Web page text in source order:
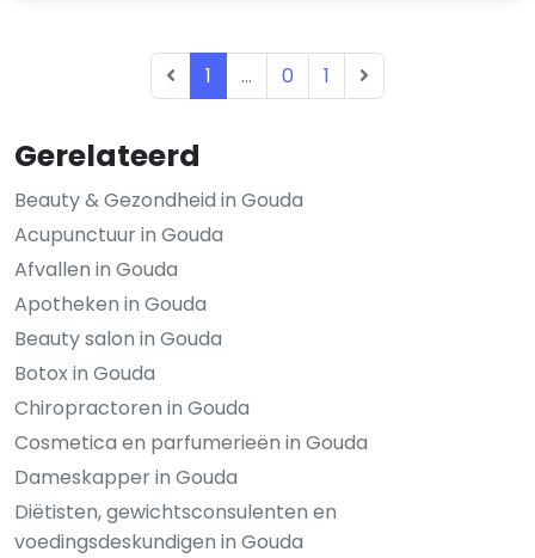
Gerelateerd
Beauty & Gezondheid in Gouda
Acupunctuur in Gouda
Afvallen in Gouda
Apotheken in Gouda
Beauty salon in Gouda
Botox in Gouda
Chiropractoren in Gouda
Cosmetica en parfumerieën in Gouda
Dameskapper in Gouda
Diëtisten, gewichtsconsulenten en
voedingsdeskundigen in Gouda
1 ... 0 1